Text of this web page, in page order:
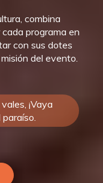
combina
programa en
con sus dotes
del evento.
¡Vaya